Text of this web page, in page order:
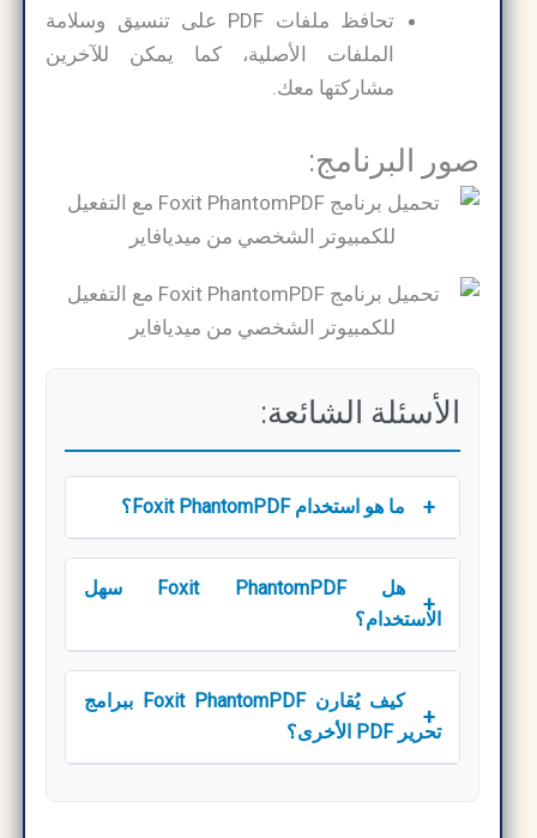
تحافظ ملفات PDF على تنسيق وسلامة
الملفات الأصلية، كما يمكن للآخرين
مشاركتها معك.
صور البرنامج:
الأسئلة الشائعة:
ما هو استخدام Foxit PhantomPDF؟ +
هل Foxit PhantomPDF سهل
الاستخدام؟
+
كيف يُقارن Foxit PhantomPDF ببرامج
تحرير PDF الأخرى؟
+